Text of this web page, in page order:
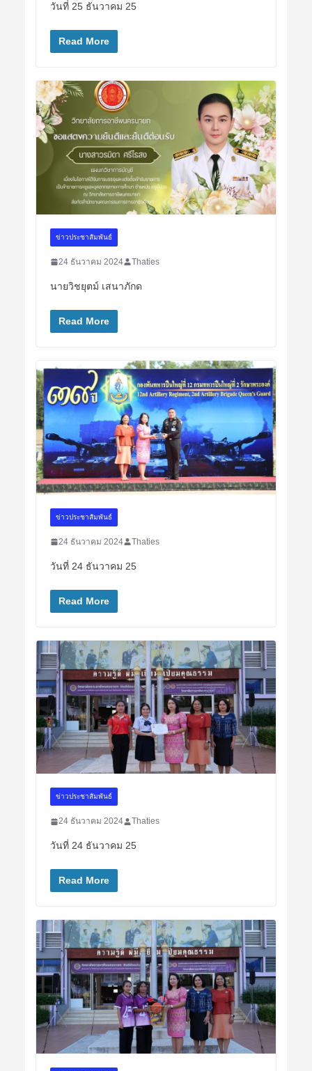
วันที่ 25 ธันวาคม 25
Read More
ข่าวประชาสัมพันธ์
24 ธันวาคม 2024 Thaties
นายวิชยุตม์ เสนาภักด
Read More
ข่าวประชาสัมพันธ์
24 ธันวาคม 2024 Thaties
วันที่ 24 ธันวาคม 25
Read More
ข่าวประชาสัมพันธ์
24 ธันวาคม 2024 Thaties
วันที่ 24 ธันวาคม 25
Read More